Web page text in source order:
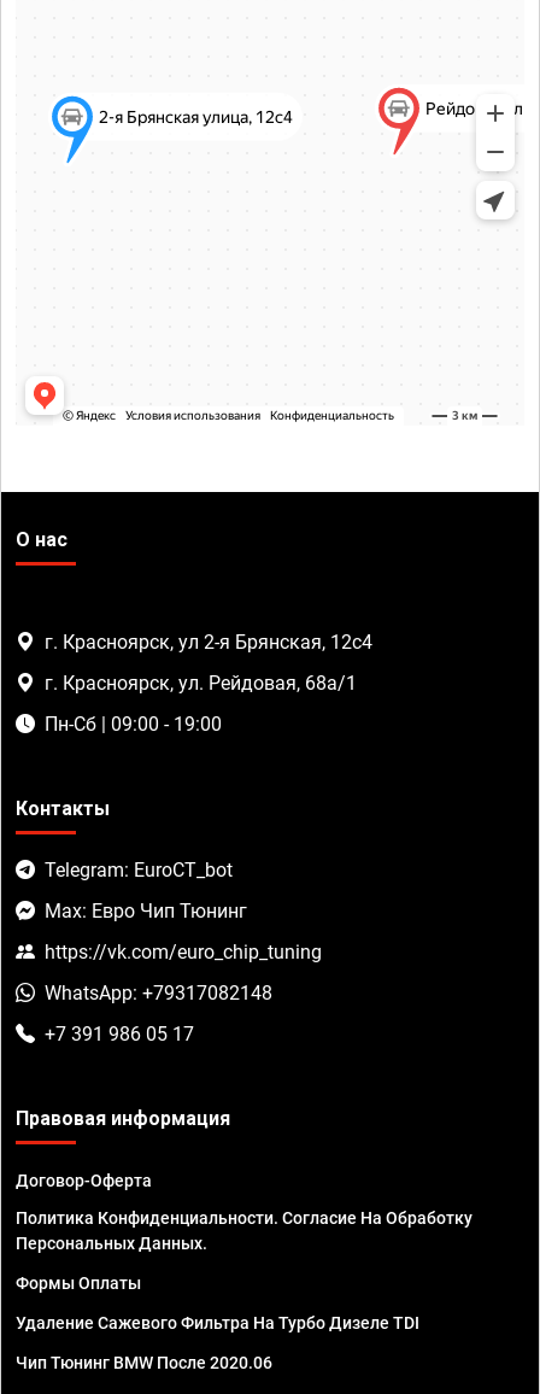
О нас
г. Красноярск, ул 2-я Брянская, 12с4
г. Красноярск, ул. Рейдовая, 68а/1
Пн-Сб | 09:00 - 19:00
Контакты
Telegram: EuroCT_bot
Max: Евро Чип Тюнинг
https://vk.com/euro_chip_tuning
WhatsApp: +79317082148
+7 391 986 05 17
Правовая информация
Договор-Оферта
Политика Конфиденциальности. Согласие На Обработку
Персональных Данных.
Формы Оплаты
Удаление Сажевого Фильтра На Турбо Дизеле TDI
Чип Тюнинг BMW После 2020.06